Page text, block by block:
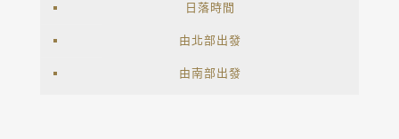
日落時間
由北部出發
由南部出發